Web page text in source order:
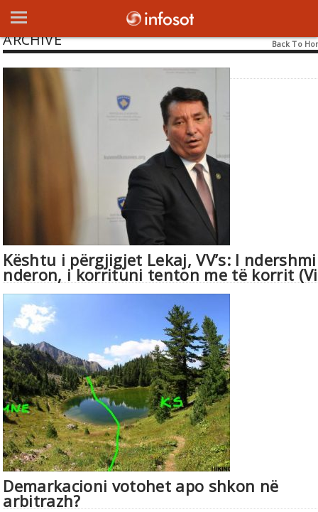
ARCHIVE Back To
Kështu i përgjigjet Lekaj, VV’s: I
nderon, i korrituni tenton me të korrit
Demarkacioni votohet apo shkon në
arbitrazh?